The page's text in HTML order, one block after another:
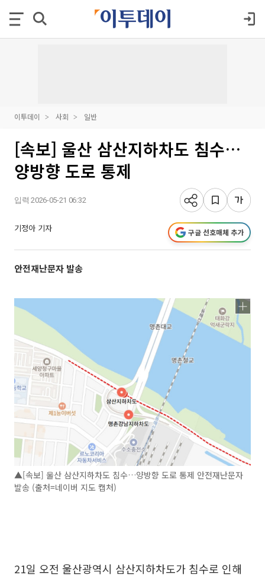
이투데이 사회 일반
[속보] 울산 삼산지하차도 침수…
양방향 도로 통제
입력 2026-05-21 06:32
기정아 기자 구글 선호매체 추가
안전재난문자 발송
▲[속보] 울산 삼산지하차도 침수…양방향 도로 통제 안전재난문자
발송 (출처=네이버 지도 캡처)
21일 오전 울산광역시 삼산지하차도가 침수로 인해